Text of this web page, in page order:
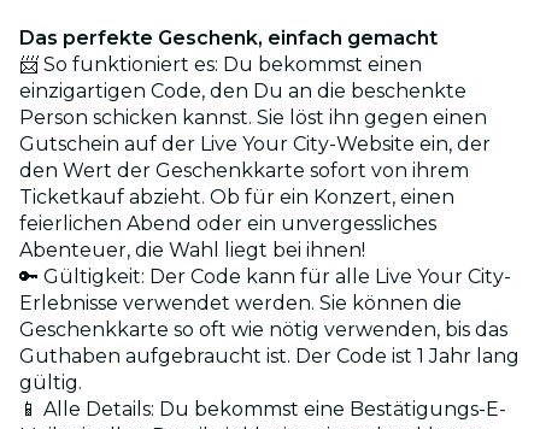
Das perfekte Geschenk, einfach gemacht
📨 So funktioniert es: Du bekommst einen
einzigartigen Code, den Du an die beschenkte
Person schicken kannst. Sie löst ihn gegen einen
Gutschein auf der Live Your City-Website ein, der
den Wert der Geschenkkarte sofort von ihrem
Ticketkauf abzieht. Ob für ein Konzert, einen
feierlichen Abend oder ein unvergessliches
Abenteuer, die Wahl liegt bei ihnen!
🔑 Gültigkeit: Der Code kann für alle Live Your City-
Erlebnisse verwendet werden. Sie können die
Geschenkkarte so oft wie nötig verwenden, bis das
Guthaben aufgebraucht ist. Der Code ist 1 Jahr lang
gültig.
📱 Alle Details: Du bekommst eine Bestätigungs-E-